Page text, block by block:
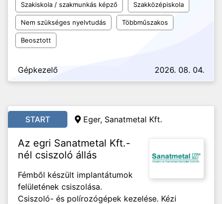
Szakiskola / szakmunkás képző Szakközépiskola
Nem szükséges nyelvtudás Többműszakos
Beosztott
Gépkezelő 2026. 08. 04.
START Eger, Sanatmetal Kft.
Az egri Sanatmetal Kft.-
nél csiszoló állás
Fémből készült implantátumok
felületének csiszolása.
Csiszoló- és polírozógépek kezelése. Kézi